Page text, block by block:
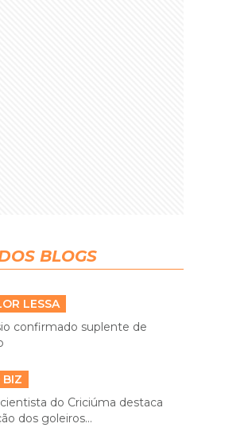
BLOGS
LESSA
confirmado suplente de
BIZ
do Criciúma destaca
dos goleiros...